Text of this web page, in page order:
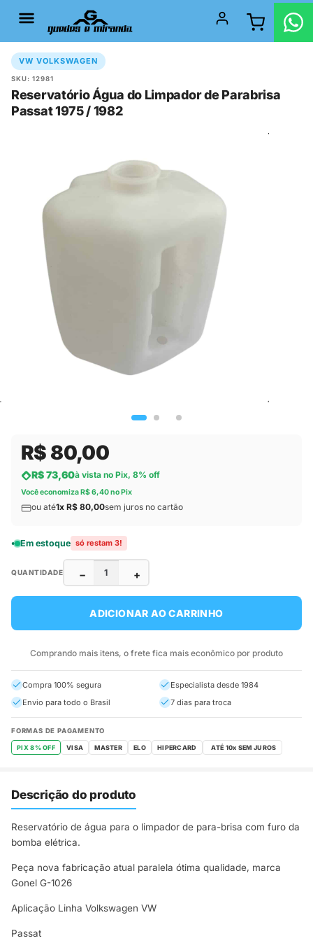
VW VOLKSWAGEN
SKU: 12981
Reservatório Água do Limpador de Parabrisa
Passat 1975 / 1982
R$ 80,00
R$ 73,60à vista no Pix, 8% off
Você economiza R$ 6,40 no Pix
ou até1x R$ 80,00sem juros no cartão
Em estoque só restam 3!
QUANTIDADE − +
ADICIONAR AO CARRINHO
Comprando mais itens, o frete fica mais econômico por produto
Compra 100% segura
Especialista desde 1984
Envio para todo o Brasil
7 dias para troca
FORMAS DE PAGAMENTO
PIX 8% OFF VISA MASTER ELO HIPERCARD
Descrição do produto
Reservatório de água para o limpador de para-brisa com furo da
bomba elétrica.
Peça nova fabricação atual paralela ótima qualidade, marca
Gonel G-1026
Aplicação Linha Volkswagen VW
Passat